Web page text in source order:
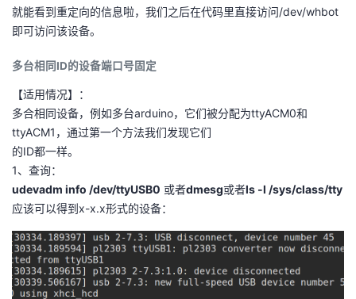
课
程
的
认
证
我
的
实
验
我
的
收
藏
术
支
持
云
声
建
议
就能看到重定向的信息啦，我们之后在代码里直接访问/dev/whbot
即可访问该设备。
多台相同ID的设备端口号固定
【适用情况】：
多合相同设备，例如多台arduino，它们被分配为ttyACM0和
ttyACM1，通过第一个方法我们发现它们
的ID都一样。
1、查询：
udevadm info /dev/ttyUSB0 或者dmesg或者ls -l /sys/class/tty
应该可以得到x-x.x形式的设备：